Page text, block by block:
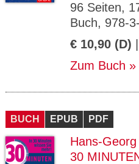
96 Seiten,
Buch, 978-
€ 10,90 (D)
Zum Buch
BUCH EPUB PDF
Hans-
30